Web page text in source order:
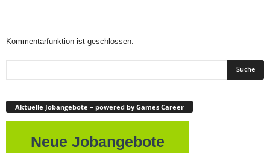
Kommentarfunktion ist geschlossen.
Aktuelle Jobangebote – powered by Games Career